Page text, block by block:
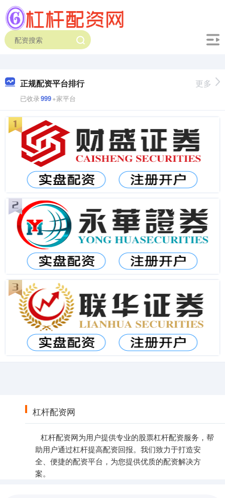
正规配资平台排行
已收录999+家平台
更多
杠杆配资网
杠杆配资网为用户提供专业的股票杠杆配资服务，帮
助用户通过杠杆提高配资回报。我们致力于打造安
全、便捷的配资平台，为您提供优质的配资解决方
案。